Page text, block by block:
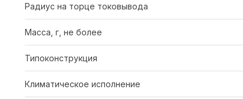
Радиус на торце токовывода
Масса, г, не более
Типоконструкция
Климатическое исполнение